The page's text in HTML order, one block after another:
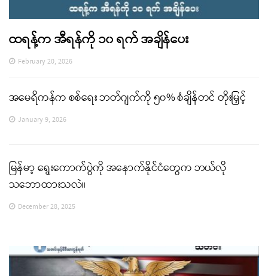
ထရန့်က အီရန်ကို ၁၀ ရက် အချိန်ပေး
February 20, 2026
အမေရိကန်က စစ်ရေး ဘတ်ဂျက်ကို ၅၀% စံချိန်တင် တိုးမြှင့်
January 9, 2026
မြန်မာ့ ရွေးကောက်ပွဲကို အနောက်နိုင်ငံတွေက ဘယ်လို
သဘောထားသလဲ။
December 28, 2025